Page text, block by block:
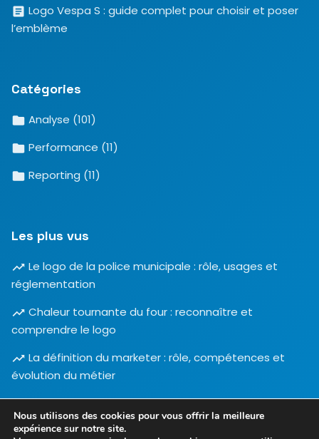
Logo Vespa S : guide complet pour choisir et poser
l’emblème
Catégories
Analyse (101)
Performance (11)
Reporting (11)
Les plus vus
Le logo de la police municipale : rôle, usages et
réglementation
Chaleur tournante du four : reconnaître et
comprendre le logo
La définition du marketer : rôle, compétences et
évolution du métier
Nous utilisons des cookies pour vous offrir la meilleure
expérience sur notre site.